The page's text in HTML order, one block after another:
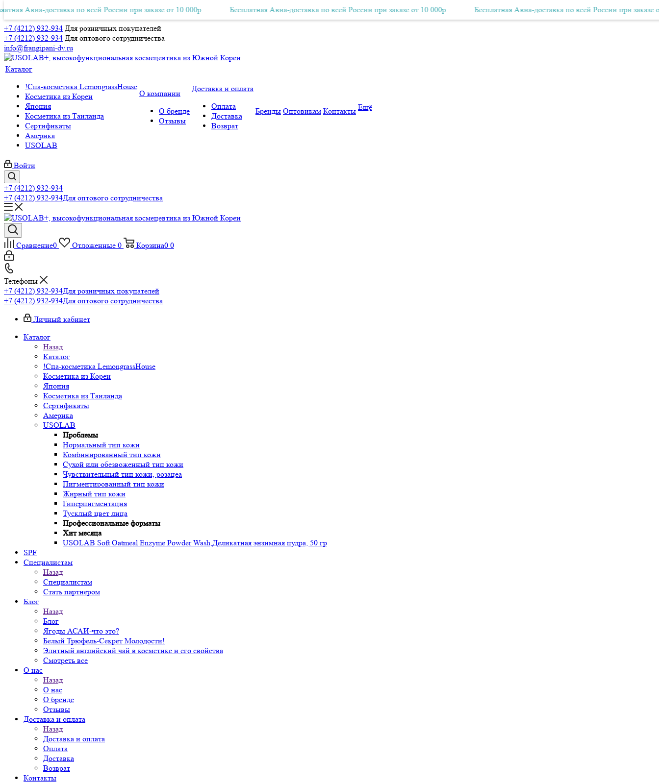
+7 (4212) 932-934 Для розничных покупателей
+7 (4212) 932-934 Для оптового сотрудничества
info@frangipani-dv.ru
Авиа-доставка по всей России при заказе от 10 000р. Бесплатная Авиа-доставка по всей России при заказе от 10 000р. Бесплатная Авиа-доставка по всей России при заказе от 10
доставка по всей России при заказе от 10 000р. Бесплатная Авиа-доставка по всей России при заказе от 10 000р. Бесплатная Авиа-доставка по всей России при заказе от 10
Каталог
!Спа-косметика LemongrassHouse
Косметика из Кореи
Япония
Косметика из Таиланда
Сертификаты
Америка
USOLAB
О компании
О бренде
Отзывы
Доставка и оплата
Оплата
Доставка
Возврат
Бренды Оптовикам Контакты Ещё
Войти
+7 (4212) 932-934
+7 (4212) 932-934Для оптового сотрудничества
Сравнение0 Отложенные 0 Корзина0 0
Телефоны
+7 (4212) 932-934Для розничных покупателей
+7 (4212) 932-934Для оптового сотрудничества
Личный кабинет
Каталог
Назад
Каталог
!Спа-косметика LemongrassHouse
Косметика из Кореи
Япония
Косметика из Таиланда
Сертификаты
Америка
USOLAB
Проблемы
Нормальный тип кожи
Комбинированный тип кожи
Сухой или обезвоженный тип кожи
Чувствительный тип кожи, розацеа
Пигментированный тип кожи
Жирный тип кожи
Гиперпигментация
Тусклый цвет лица
Профессиональные форматы
Хит месяца
USOLAB Soft Oatmeal Enzyme Powder Wash,Деликатная энзимная пудра, 50 гр
SPF
Специалистам
Назад
Специалистам
Стать партнером
Блог
Назад
Блог
Ягоды АСАИ-что это?
Белый Трюфель-Секрет Молодости!
Элитный английский чай в косметике и его свойства
Смотреть все
О нас
Назад
О нас
О бренде
Отзывы
Доставка и оплата
Назад
Доставка и оплата
Оплата
Доставка
Возврат
Контакты